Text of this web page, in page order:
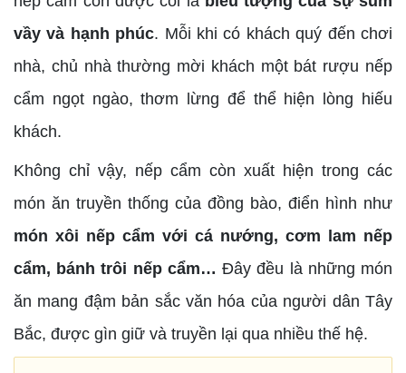
vầy và hạnh phúc. Mỗi khi có khách quý đến chơi
nhà, chủ nhà thường mời khách một bát rượu nếp
cẩm ngọt ngào, thơm lừng để thể hiện lòng hiếu
khách.
Không chỉ vậy, nếp cẩm còn xuất hiện trong các
món ăn truyền thống của đồng bào, điển hình như
món xôi nếp cẩm với cá nướng, cơm lam nếp
cẩm, bánh trôi nếp cẩm… Đây đều là những món
ăn mang đậm bản sắc văn hóa của người dân Tây
Bắc, được gìn giữ và truyền lại qua nhiều thế hệ.